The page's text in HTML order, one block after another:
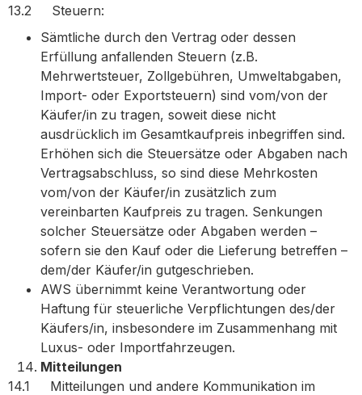
13.2 Steuern:
Sämtliche durch den Vertrag oder dessen
Erfüllung anfallenden Steuern (z.B.
Mehrwertsteuer, Zollgebühren, Umweltabgaben,
Import- oder Exportsteuern) sind vom/von der
Käufer/in zu tragen, soweit diese nicht
ausdrücklich im Gesamtkaufpreis inbegriffen sind.
Erhöhen sich die Steuersätze oder Abgaben nach
Vertragsabschluss, so sind diese Mehrkosten
vom/von der Käufer/in zusätzlich zum
vereinbarten Kaufpreis zu tragen. Senkungen
solcher Steuersätze oder Abgaben werden –
sofern sie den Kauf oder die Lieferung betreffen –
dem/der Käufer/in gutgeschrieben.
AWS übernimmt keine Verantwortung oder
Haftung für steuerliche Verpflichtungen des/der
Käufers/in, insbesondere im Zusammenhang mit
Luxus- oder Importfahrzeugen.
Mitteilungen
14.1 Mitteilungen und andere Kommunikation im